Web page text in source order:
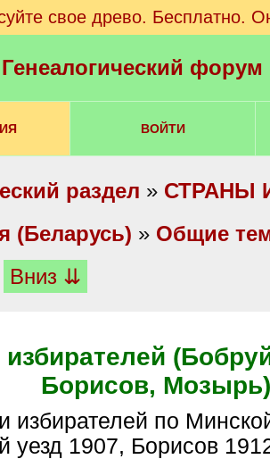
свое древо. Бесплатно.
Генеалогический
ВОЙТИ
раздел » СТРАНЫ
(Беларусь) » Общие
Вниз ⇊
Борисов, Мозырь)
уезд 1907, Борисов